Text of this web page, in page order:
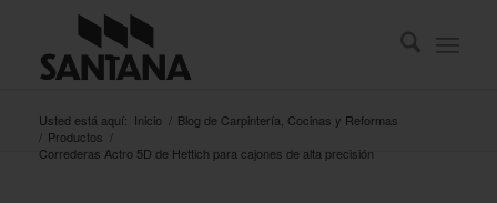
Usted está aquí: Inicio / Blog de Carpintería, Cocinas y Reformas
/ Productos /
Correderas Actro 5D de Hettich para cajones de alta precisión